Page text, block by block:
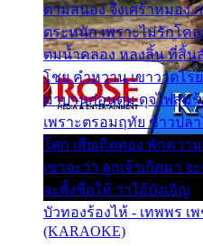
ตามสนอง จึงเศร้าหมอง
ตระหนัก เพราะไม่รักโค
ตมน้ำคลอง หลงลิ้น ที่สิ้น
โชย คำหวาน เขาวาดโร
มาบานก่อนตูม ดุจไฟสุมร้
เพราะตรอมฤทัย ข้าวปล
โศก เสียเถิดทอง พักควา
เขาจะว่า ลูกเจ้าเกิดมา
จะตั้งชื่อให้ ว่าไอ้บังเอิญ
บัวทองร้องไห้ - เทพพร เ
(KARAOKE)